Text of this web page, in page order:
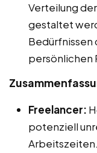
Verteilung
gestaltet
Bedürfnissen
persönlichen
Freelancer:
potenziell
Arbeitszeiten.